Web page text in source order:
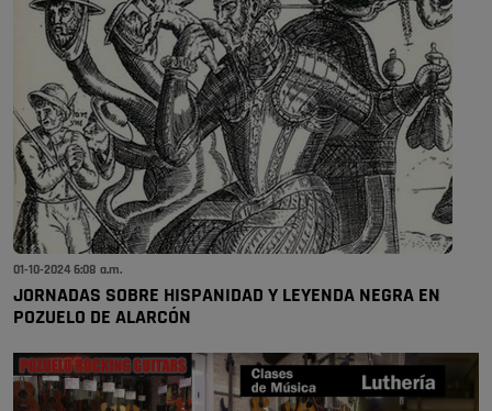
01-10-2024 6:08 a.m.
JORNADAS SOBRE HISPANIDAD Y LEYENDA NEGRA EN
POZUELO DE ALARCÓN